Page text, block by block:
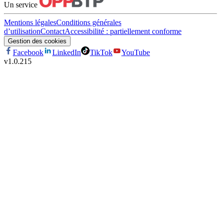
Un service
Mentions légalesConditions générales
d’utilisationContactAccessibilité : partiellement conforme
Gestion des cookies
Facebook LinkedIn TikTok
YouTube
v1.0.215